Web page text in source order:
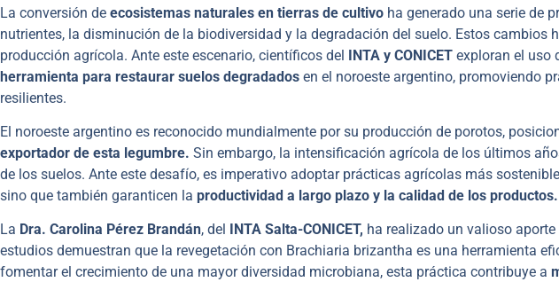
La conversión de ecosistemas naturales en tierras de cultivo ha generado una serie de
nutrientes, la disminución de la biodiversidad y la degradación del suelo. Estos cambios
producción agrícola. Ante este escenario, científicos del INTA y CONICET exploran el uso
herramienta para restaurar suelos degradados en el noroeste argentino, promoviendo
resilientes.
El noroeste argentino es reconocido mundialmente por su producción de porotos,
exportador de esta legumbre. Sin embargo, la intensificación agrícola de los últimos
de los suelos. Ante este desafío, es imperativo adoptar prácticas agrícolas más
sino que también garanticen la productividad a largo plazo y la calidad de los productos.
La Dra. Carolina Pérez Brandán, del INTA Salta-CONICET, ha realizado un valioso
estudios demuestran que la revegetación con Brachiaria brizantha es una herramienta
fomentar el crecimiento de una mayor diversidad microbiana, esta práctica contribuye a